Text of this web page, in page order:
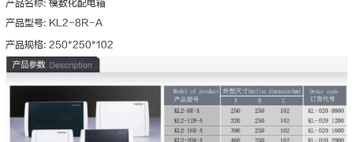
产品名称: 模数化配电箱
产品型号: KL2-8R-A
产品规格: 250*250*102